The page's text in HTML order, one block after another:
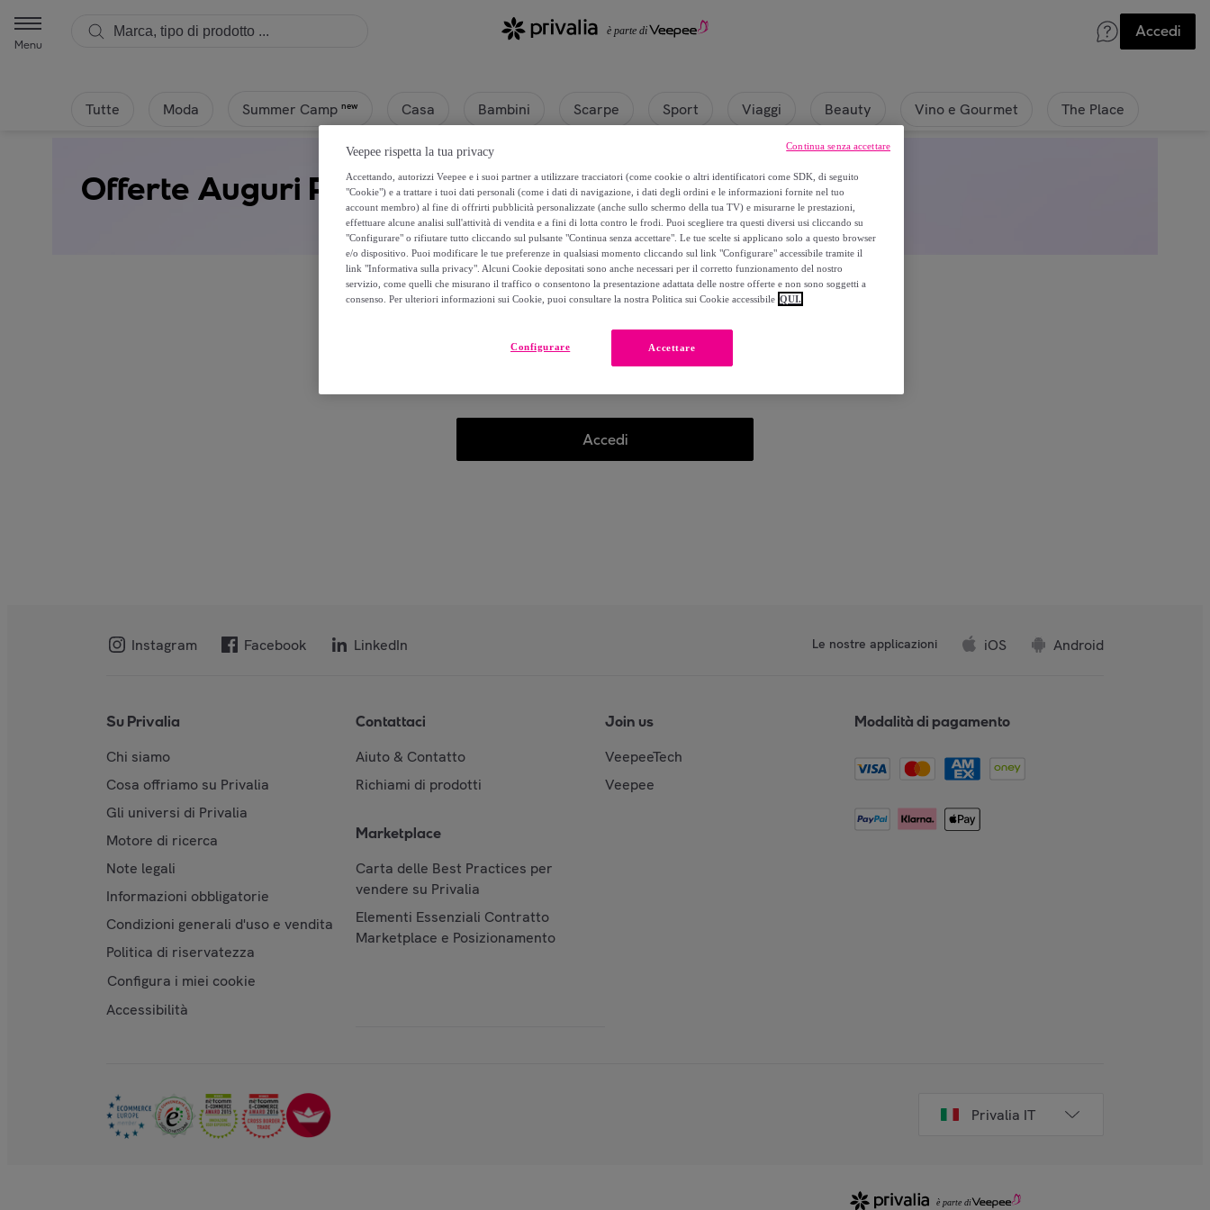
Menu
Accedi
Tutte Moda Summer Camp new Casa Bambini Scarpe Sport Viaggi Beauty Vino e Gourmet The Place
Offerte Auguri Preziosi
Attualmente non è disponibile alcun prodotto.
Accedi
Instagram Facebook LinkedIn Le nostre applicazioni iOS Android
Su Privalia
Chi siamo
Cosa offriamo su Privalia
Gli universi di Privalia
Motore di ricerca
Note legali
Informazioni obbligatorie
Condizioni generali d'uso e vendita
Politica di riservatezza
Configura i miei cookie
Accessibilità
Contattaci
Aiuto & Contatto
Richiami di prodotti
Marketplace
Carta delle Best Practices per
vendere su Privalia
Elementi Essenziali Contratto
Marketplace e Posizionamento
Join us
VeepeeTech
Veepee
Modalità di pagamento
Privalia IT
Veepee rispetta la tua privacy
Accettando, autorizzi Veepee e i suoi partner a utilizzare tracciatori (come cookie o altri identificatori come SDK, di seguito
"Cookie") e a trattare i tuoi dati personali (come i dati di navigazione, i dati degli ordini e le informazioni fornite nel tuo
account membro) al fine di offrirti pubblicità personalizzate (anche sullo schermo della tua TV) e misurarne le prestazioni,
effettuare alcune analisi sull'attività di vendita e a fini di lotta contro le frodi. Puoi scegliere tra questi diversi usi cliccando su
"Configurare" o rifiutare tutto cliccando sul pulsante "Continua senza accettare". Le tue scelte si applicano solo a questo browser
e/o dispositivo. Puoi modificare le tue preferenze in qualsiasi momento cliccando sul link "Configurare" accessibile tramite il
link "Informativa sulla privacy". Alcuni Cookie depositati sono anche necessari per il corretto funzionamento del nostro
servizio, come quelli che misurano il traffico o consentono la presentazione adattata delle nostre offerte e non sono soggetti a
consenso. Per ulteriori informazioni sui Cookie, puoi consultare la nostra Politica sui Cookie accessibile QUI.
Accettare
Configurare
Continua senza accettare